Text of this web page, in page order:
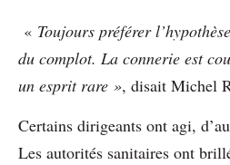
« Toujours préférer
du complot. La connerie est
un esprit rare », disait Michel
Certains dirigeants ont agi,
Les autorités sanitaires ont